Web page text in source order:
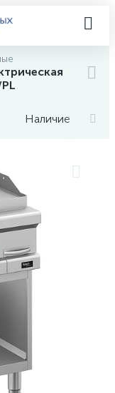
Наличие